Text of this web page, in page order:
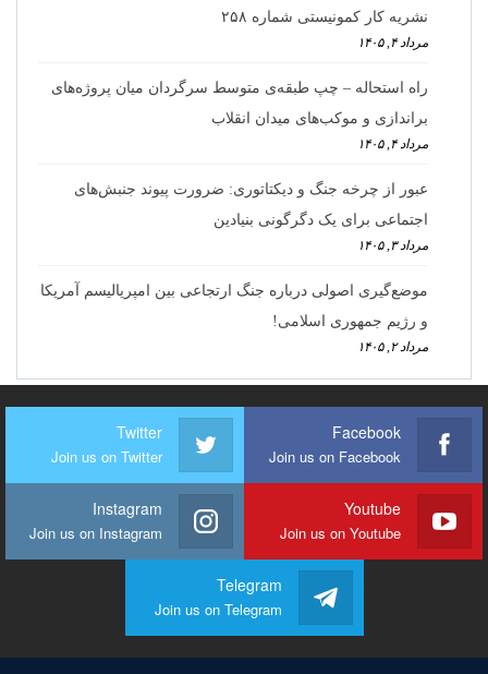
نشریه کار کمونیستی شماره ۲۵۸
مرداد ۴, ۱۴۰۵
راه استحاله – چپ طبقه‌ی متوسط سرگردان میان پروژه‌های
براندازی و موکب‌های میدان انقلاب
مرداد ۴, ۱۴۰۵
عبور از چرخه جنگ و دیکتاتوری: ضرورت پیوند جنبش‌های
اجتماعی برای یک دگرگونی بنیادین
مرداد ۳, ۱۴۰۵
موضع‌گیری اصولی درباره جنگ ارتجاعی بین امپریالیسم آمریکا
و رژیم جمهوری اسلامی!
مرداد ۲, ۱۴۰۵
Facebook
Join us on Facebook
Twitter
Join us on Twitter
Youtube
Join us on Youtube
Instagram
Join us on Instagram
Telegram
Join us on Telegram